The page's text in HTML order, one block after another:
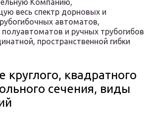
Компанию,
весь спектр дорновых и
автоматов,
полуавтоматов и ручных трубогибов
пространственной гибки
круглого, квадратного
сечения, виды